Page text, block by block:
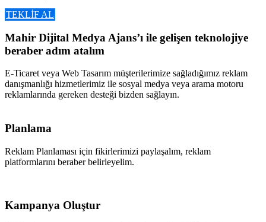
TEKLİF AL
Mahir Dijital Medya Ajans’ı ile gelişen teknolojiye
beraber adım atalım
E-Ticaret veya Web Tasarım müşterilerimize sağladığımız reklam
danışmanlığı hizmetlerimiz ile sosyal medya veya arama motoru
reklamlarında gereken desteği bizden sağlayın.
Planlama
Reklam Planlaması için fikirlerimizi paylaşalım, reklam
platformlarını beraber belirleyelim.
Kampanya Oluştur